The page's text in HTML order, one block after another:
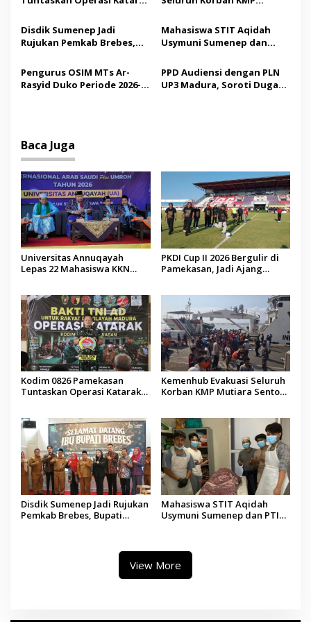
o
s
Tindakan Medis
Operator Diaudit
Disdik Sumenep Jadi
Rujukan Pemkab Brebes,
Pendidikan Berbasis
Budaya
Mahasiswa STIT Aqidah
Usymuni Sumenep dan
Jenazah WNI Asal Aceh di
Malaysia
Pengurus OSIM MTs Ar-
Rasyid Duko Periode 2026-
PPD Audiensi dengan PLN
UP3 Madura, Soroti Dugaan
Baca Juga
Universitas Annuqayah
Lepas 22 Mahasiswa KKN
PKDI Cup II 2026 Bergulir di
Pamekasan, Jadi Ajang
Kodim 0826 Pamekasan
Tuntaskan Operasi Katarak
Kemenhub Evakuasi Seluruh
Korban KMP Mutiara Sentosa
Disdik Sumenep Jadi Rujukan
Pemkab Brebes, Bupati
Mahasiswa STIT Aqidah
Usymuni Sumenep dan PTIQ
View More